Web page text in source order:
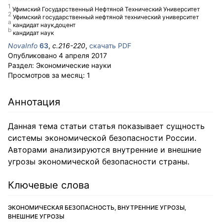
Уфимский Государственный Нефтяной Технический Университет
Уфимский государственный нефтяной технический университет
кандидат наук,доцент
кандидат наук
NovaInfo 63, с.216-220, скачать PDF
Опубликовано 4 апреля 2017
Раздел: Экономические науки
Просмотров за месяц: 1
Аннотация
Данная тема статьи статья показывает сущность
системы экономической безопасности России.
Авторами анализируются внутренние и внешние
угрозы экономической безопасности страны.
Ключевые слова
ЭКОНОМИЧЕСКАЯ БЕЗОПАСНОСТЬ, ВНУТРЕННИЕ УГРОЗЫ,
ВНЕШНИЕ УГРОЗЫ